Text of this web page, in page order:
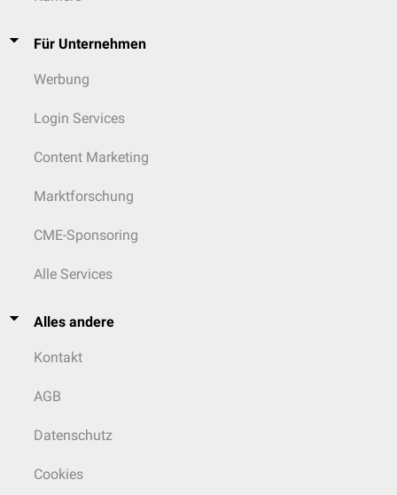
Für Unternehmen
Werbung
Login Services
Content Marketing
Marktforschung
CME-Sponsoring
Alle Services
Alles andere
Kontakt
AGB
Datenschutz
Cookies